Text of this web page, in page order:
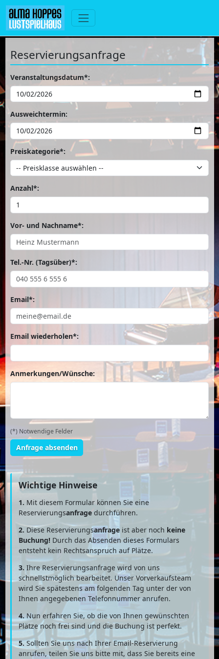
Reservierungsanfrage
Veranstaltungsdatum*:
Ausweichtermin:
Preiskategorie*:
Anzahl*:
Vor- und Nachname*:
Tel.-Nr. (Tagsüber)*:
Email*:
Email wiederholen*:
Anmerkungen/Wünsche:
(*) Notwendige Felder
Anfrage absenden
Wichtige Hinweise
1. Mit diesem Formular können Sie eine
Reservierungsanfragedurchführen.
2. Diese Reservierungsanfrage ist aber noch keine
Buchung! Durch das Absenden dieses Formulars
entsteht kein Rechtsanspruch auf Plätze.
3. Ihre Reservierungsanfrage wird von uns
schnellstmöglich bearbeitet. Unser Vorverkaufsteam
wird Sie spätestens am folgenden Tag unter der von
Ihnen angegebenen Telefonnummer anrufen.
4. Nun erfahren Sie, ob die von Ihnen gewünschten
Plätze noch frei sind und die Buchung ist perfekt.
5.Sollten Sie uns nach Ihrer Email-Reservierung
anrufen, teilen Sie uns bitte mit, dass Sie bereits eine